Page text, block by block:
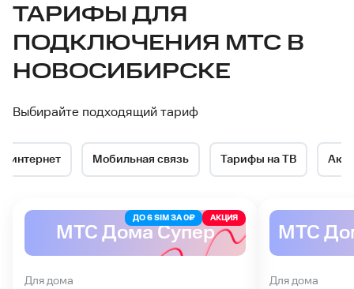
МТС
—
интернет-
провайдер
№1
в
Новосибирске
ТАРИФЫ ДЛЯ
ПОДКЛЮЧЕНИЯ МТС В
НОВОСИБИРСКЕ
Выбирайте подходящий тариф
интернет Мобильная связь Тарифы на ТВ
МТС Дома Супер
ДО 6 SIM ЗА 0₽ АКЦИЯ
Для дома Для дома